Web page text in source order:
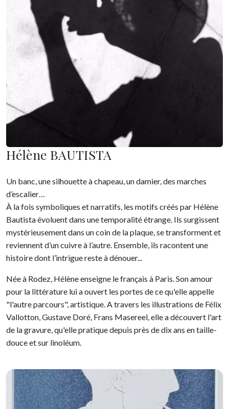
Hélène BAUTISTA
Un banc, une silhouette à chapeau, un damier, des marches
d’escalier…
À la fois symboliques et narratifs, les motifs créés par Hélène
Bautista évoluent dans une temporalité étrange. Ils surgissent
mystérieusement dans un coin de la plaque, se transforment et
reviennent d’un cuivre à l’autre. Ensemble, ils racontent une
histoire dont l’intrigue reste à dénouer...
Née à Rodez, Hélène enseigne le français à Paris. Son amour
pour la littérature lui a ouvert les portes de ce qu'elle appelle
"l'autre parcours", artistique. A travers les illustrations de Félix
Vallotton, Gustave Doré, Frans Masereel, elle a découvert l'art
de la gravure, qu'elle pratique depuis près de dix ans en taille-
douce et sur linoléum.